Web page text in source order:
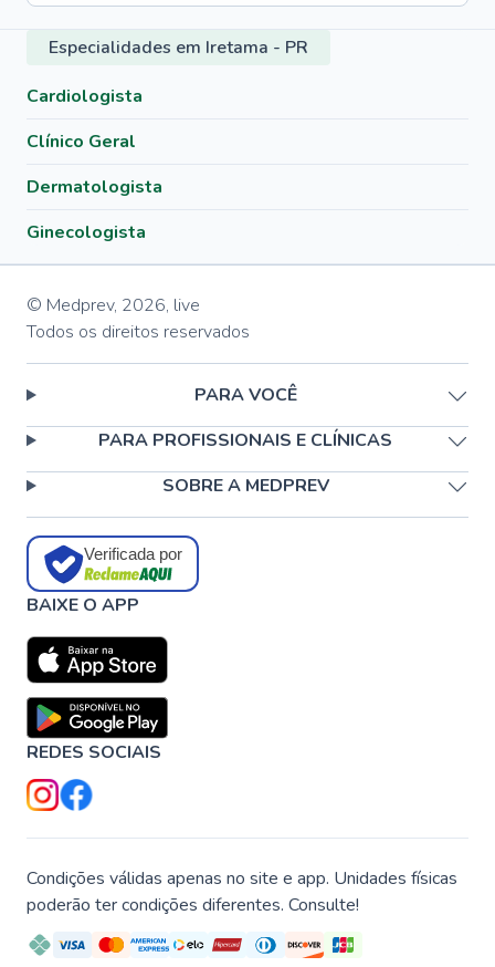
Especialidades em Iretama - PR
Cardiologista
Clínico Geral
Dermatologista
Ginecologista
© Medprev, 2026, live
Todos os direitos reservados
PARA VOCÊ
PARA PROFISSIONAIS E CLÍNICAS
SOBRE A MEDPREV
Verificada por
BAIXE O APP
REDES SOCIAIS
Condições válidas apenas no site e app. Unidades físicas
poderão ter condições diferentes. Consulte!